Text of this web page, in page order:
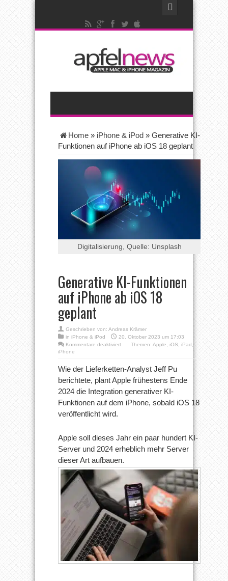
Home » iPhone & iPod » Generative KI-
Funktionen auf iPhone ab iOS 18 geplant
Digitalisierung, Quelle: Unsplash
Generative KI-Funktionen
auf iPhone ab iOS 18
geplant
Geschrieben von: Andreas Krämer
in iPhone & iPod
20. Oktober 2023 um 17:03
Kommentare deaktiviertfür
Funktionen
auf
iPhone
iOS
18
Themen: Apple, iOS, iPad ,
iPhone
Wie der Lieferketten-Analyst Jeff Pu
berichtete, plant Apple frühestens Ende
2024 die Integration generativer KI-
Funktionen auf dem iPhone, sobald iOS 18
veröffentlicht wird.
Apple soll dieses Jahr ein paar hundert KI-
Server und 2024 erheblich mehr Server
dieser Art aufbauen.